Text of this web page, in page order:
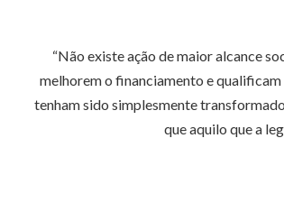
“Não existe ação de maior alcance
melhorem o financiamento e qualificam
tenham sido simplesmente
que aquilo que a